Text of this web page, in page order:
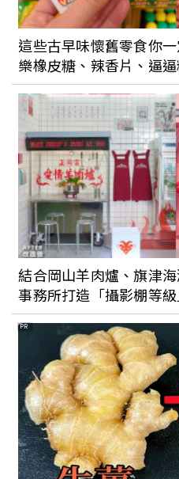
這些古早味懷舊零食你
樂橡皮糖、辣香片、逼
買這些
結合岡山羊肉爐、旗津
事務所打造「攝影棚等
度！
PR